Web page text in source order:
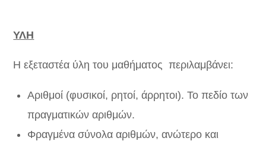
ΥΛΗ
Η εξεταστέα ύλη του μαθήματος περιλαμβάνει:
Αριθμοί (φυσικοί, ρητοί, άρρητοι). Το πεδίο των
πραγματικών αριθμών.
Φραγμένα σύνολα αριθμών, ανώτερο και